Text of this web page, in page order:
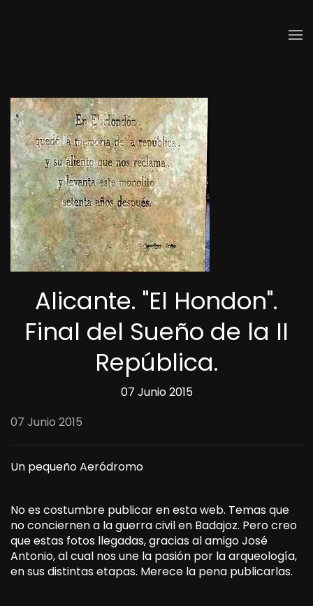
Alicante. "El Hondon".
Final del Sueño de la II
República.
07 Junio 2015
07 Junio 2015
Un pequeño Aeródromo
No es costumbre publicar en esta web. Temas que
no conciernen a la guerra civil en Badajoz. Pero creo
que estas fotos llegadas, gracias al amigo José
Antonio, al cual nos une la pasión por la arqueología,
en sus distintas etapas. Merece la pena publicarlas.